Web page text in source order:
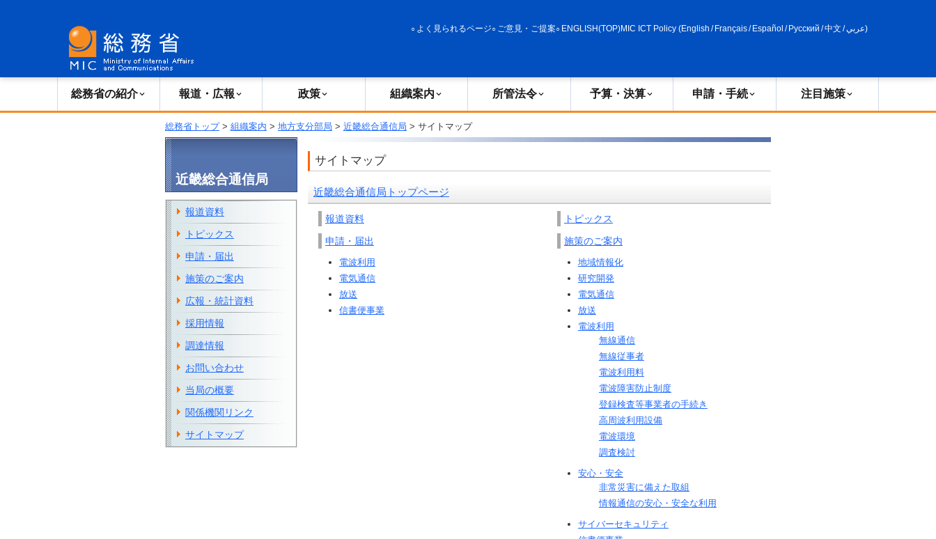
よく見られるページ ご意見・ご提案 ENGLISH(TOP)MIC ICT Policy (English / Français/ Español / Русский /中文 /عربي)
総務省の紹介 報道・広報 政策 組織案内 所管法令 予算・決算 申請・手続 注目施策
総務省トップ> 組織案内 > 地方支分部局 > 近畿総合通信局 > サイトマップ
サイトマップ
近畿総合通信局トップページ
報道資料
トピックス
申請・届出
電波利用
電気通信
放送
信書便事業
施策のご案内
地域情報化
研究開発
電気通信
放送
電波利用
無線通信
無線従事者
電波利用料
電波障害防止制度
登録検査等事業者の手続き
高周波利用設備
電波環境
調査検討
安心・安全
非常災害に備えた取組
情報通信の安心・安全な利用
サイバーセキュリティ
近畿総合通信局
報道資料
トピックス
申請・届出
施策のご案内
広報・統計資料
採用情報
調達情報
お問い合わせ
当局の概要
関係機関リンク
サイトマップ